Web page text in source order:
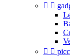
 
 